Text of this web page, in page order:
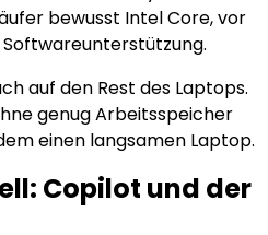
bewusst Intel Core, vor
auf den Rest des Laptops.
genug Arbeitsspeicher
einen langsamen Laptop.
Copilot und der